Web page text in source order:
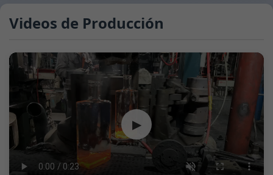
Videos de Producción
▶